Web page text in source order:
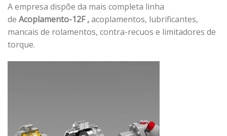
A empresa dispõe da mais completa linha
de Acoplamento-12F ,acoplamentos, lubrificantes,
mancais de rolamentos, contra-recuos e limitadores de
torque.